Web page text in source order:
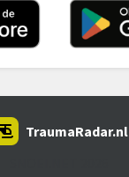
TraumaRadar.nl